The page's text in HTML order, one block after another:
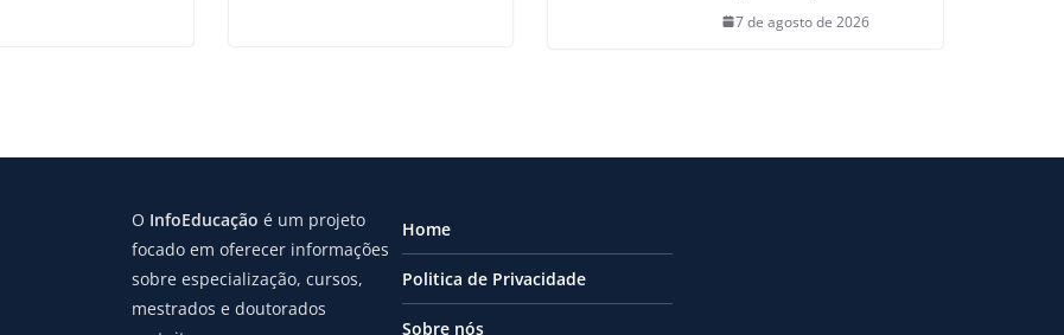
7 de agosto de 2026
O InfoEducação é um projeto
focado em oferecer informações
sobre especialização, cursos,
mestrados e doutorados
Home
Politica de Privacidade
Sobre nós